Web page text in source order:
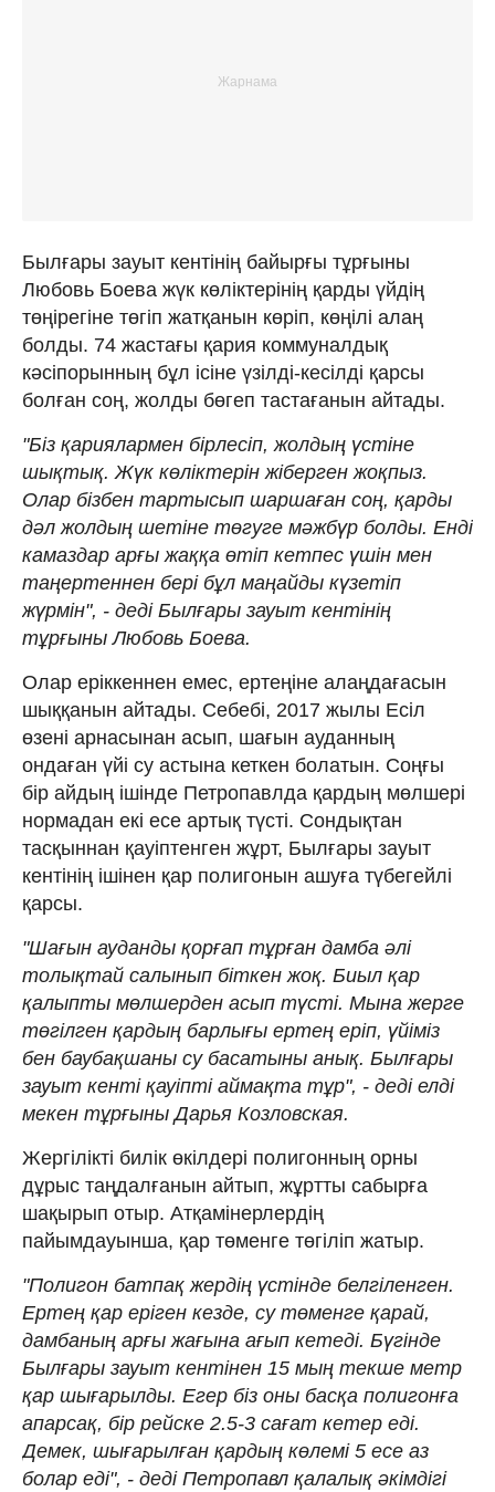
Былғары зауыт кентінің байырғы тұрғыны
Любовь Боева жүк көліктерінің қарды үйдің
төңірегіне төгіп жатқанын көріп, көңілі алаң
болды. 74 жастағы қария коммуналдық
кәсіпорынның бұл ісіне үзілді-кесілді қарсы
болған соң, жолды бөгеп тастағанын айтады.
"Біз қариялармен бірлесіп, жолдың үстіне
шықтық. Жүк көліктерін жіберген жоқпыз.
Олар бізбен тартысып шаршаған соң, қарды
дәл жолдың шетіне төгуге мәжбүр болды. Енді
камаздар арғы жаққа өтіп кетпес үшін мен
таңертеннен бері бұл маңайды күзетіп
жүрмін", - деді Былғары зауыт кентінің
тұрғыны Любовь Боева.
Олар еріккеннен емес, ертеңіне алаңдағасын
шыққанын айтады. Себебі, 2017 жылы Есіл
өзені арнасынан асып, шағын ауданның
ондаған үйі су астына кеткен болатын. Соңғы
бір айдың ішінде Петропавлда қардың мөлшері
нормадан екі есе артық түсті. Сондықтан
тасқыннан қауіптенген жұрт, Былғары зауыт
кентінің ішінен қар полигонын ашуға түбегейлі
қарсы.
"Шағын ауданды қорғап тұрған дамба әлі
толықтай салынып біткен жоқ. Биыл қар
қалыпты мөлшерден асып түсті. Мына жерге
төгілген қардың барлығы ертең еріп, үйіміз
бен баубақшаны су басатыны анық. Былғары
зауыт кенті қауіпті аймақта тұр", - деді елді
мекен тұрғыны Дарья Козловская.
Жергілікті билік өкілдері полигонның орны
дұрыс таңдалғанын айтып, жұртты сабырға
шақырып отыр. Атқамінерлердің
пайымдауынша, қар төменге төгіліп жатыр.
"Полигон батпақ жердің үстінде белгіленген.
Ертең қар еріген кезде, су төменге қарай,
дамбаның арғы жағына ағып кетеді. Бүгінде
Былғары зауыт кентінен 15 мың текше метр
қар шығарылды. Егер біз оны басқа полигонға
апарсақ, бір рейске 2.5-3 сағат кетер еді.
Демек, шығарылған қардың көлемі 5 есе аз
болар еді", - деді Петропавл қалалық әкімдігі